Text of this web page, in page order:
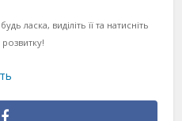
ласка, виділіть її та натисніть